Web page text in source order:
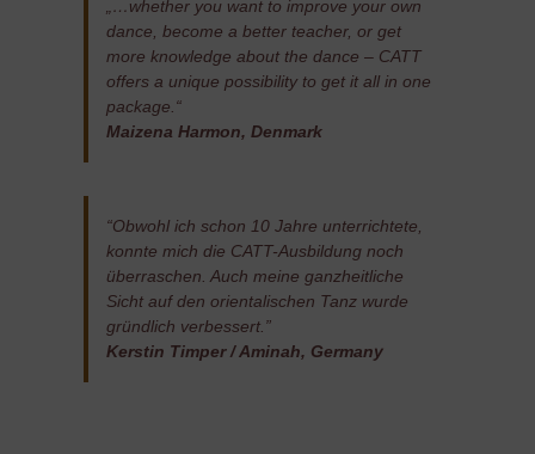
„…whether you want to improve your own
dance, become a better teacher, or get
more knowledge about the dance – CATT
offers a unique possibility to get it all in one
package.“
Maizena Harmon, Denmark
“Obwohl ich schon 10 Jahre unterrichtete,
konnte mich die CATT-Ausbildung noch
überraschen. Auch meine ganzheitliche
Sicht auf den orientalischen Tanz wurde
gründlich verbessert.”
Kerstin Timper / Aminah, Germany